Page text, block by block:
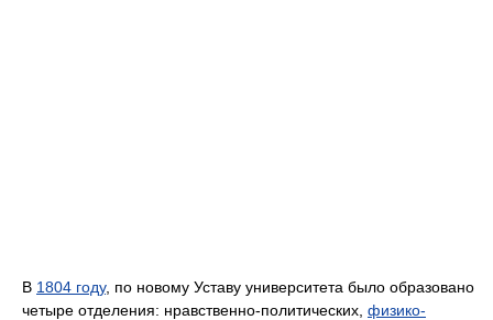
В 1804 году, по новому Уставу университета было образовано
четыре отделения: нравственно-политических, физико-